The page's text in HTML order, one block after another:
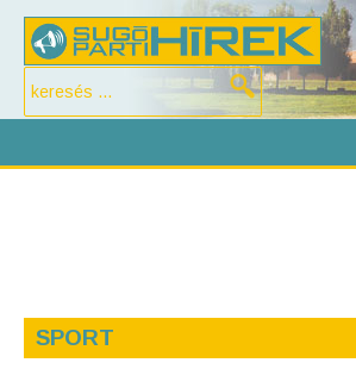
SPORT